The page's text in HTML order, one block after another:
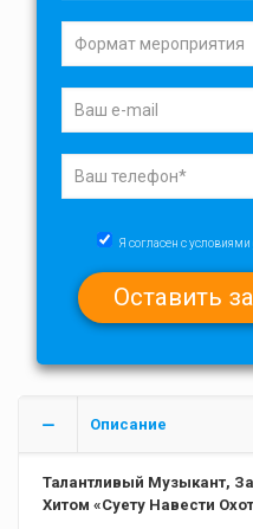
Я согласен с условиями
Описание
Талантливый Музыкант,
Хитом «Суету Навести